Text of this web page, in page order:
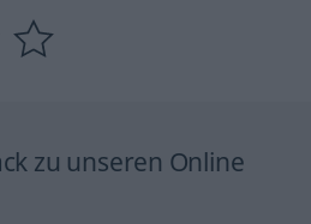
zu unseren Online